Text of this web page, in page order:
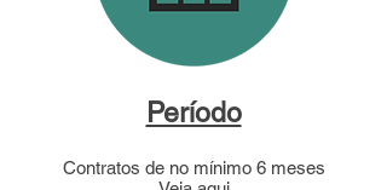
Período
Contratos de no mínimo 6 meses